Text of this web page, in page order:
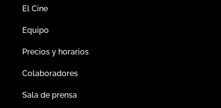
El Cine
Equipo
Precios y horarios
Colaboradores
Sala de prensa